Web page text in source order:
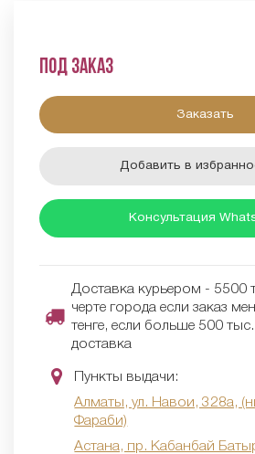
Под заказ
Заказать
Добавить в
Консультация
Доставка курьером - 5500
черте города если заказ
тенге, если больше 500
доставка
Пункты выдачи:
Алматы, ул. Навои, 328а,
Фараби)
Астана, пр. Кабанбай